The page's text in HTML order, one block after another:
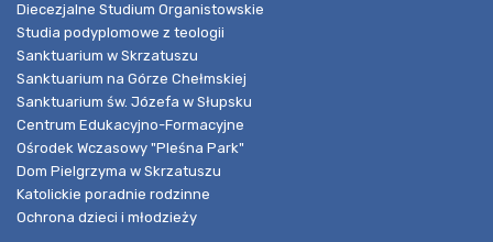
Diecezjalne Studium Organistowskie
Studia podyplomowe z teologii
Sanktuarium w Skrzatuszu
Sanktuarium na Górze Chełmskiej
Sanktuarium św. Józefa w Słupsku
Centrum Edukacyjno-Formacyjne
Ośrodek Wczasowy "Pleśna Park"
Dom Pielgrzyma w Skrzatuszu
Katolickie poradnie rodzinne
Ochrona dzieci i młodzieży